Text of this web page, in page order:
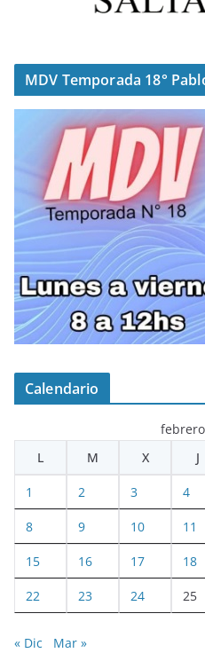
MDV Temporada 18°
Calendario
L
M X J
1 2 3 4
8 9 10 11
15 16 17 18
22 23 24 25
« Dic Mar »